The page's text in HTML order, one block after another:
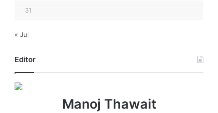
31
« Jul
Editor
Manoj Thawait